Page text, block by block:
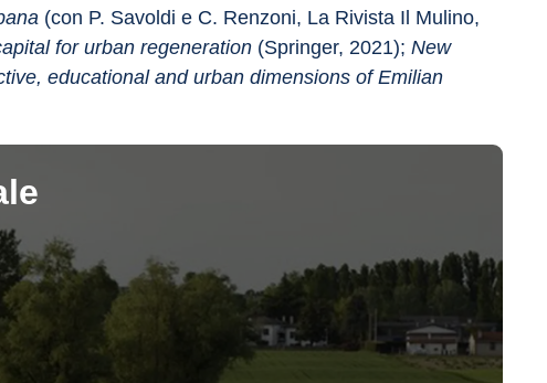
(con P. Savoldi e C. Renzoni, La Rivista Il Mulino,
for urban regeneration (Springer, 2021); New
educational and urban dimensions of Emilian